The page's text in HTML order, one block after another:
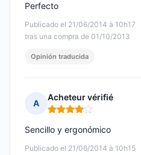
Publicado el 21/06/2014 à 10h17
tras una compra de 01/10/2013
Perfecto
Opinión traducida
A
Acheteur vérifié
Nota: 4 de 5
Publicado el 21/06/2014 à 10h15
Sencillo y ergonómico